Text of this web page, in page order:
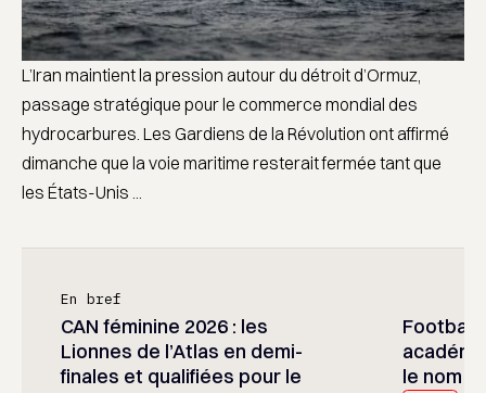
L’Iran maintient la pression autour du détroit d’Ormuz,
passage stratégique pour le commerce mondial des
hydrocarbures. Les Gardiens de la Révolution ont affirmé
dimanche que la voie maritime resterait fermée tant que
les États-Unis ...
En bref
CAN féminine 2026 : les
Lionnes de l’Atlas en demi-
finales et qualifiées pour le
Football
le nom